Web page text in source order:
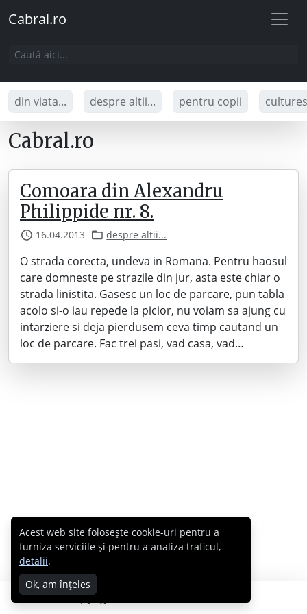
Cabral.ro
din viata... despre altii... pentru copii
Cabral.ro
Comoara din Alexandru
Philippide nr. 8.
16.04.2013 despre altii...
O strada corecta, undeva in Romana. Pentru haosul
care domneste pe strazile din jur, asta este chiar o
strada linistita. Gasesc un loc de parcare, pun tabla
acolo si-o iau repede la picior, nu voiam sa ajung cu
intarziere si deja pierdusem ceva timp cautand un
loc de parcare. Fac trei pasi, vad casa, vad…
Copyright © 2007 - 2026 Cabral.ro
Acest web site folosește cookie-uri pentru a
furniza serviciile și pentru a analiza traficul,
detalii.
Ok, am înțeles